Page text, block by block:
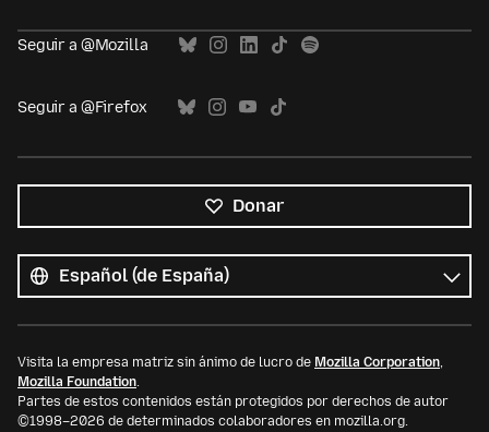
Seguir a @Mozilla
Seguir a @Firefox
Donar
los
idiomas
Idioma
Visita la empresa matriz sin ánimo de lucro de Mozilla Corporation,
Mozilla Foundation.
Partes de estos contenidos están protegidos por derechos de autor
©1998–2026 de determinados colaboradores en mozilla.org.